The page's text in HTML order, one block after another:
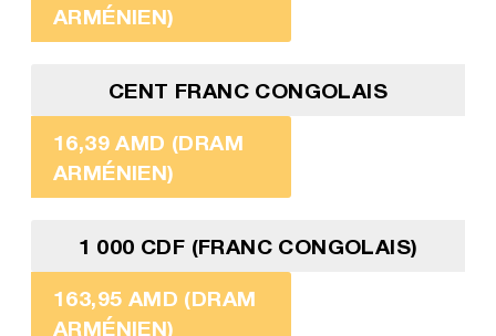
ARMÉNIEN)
CENT FRANC CONGOLAIS
16,39 AMD (DRAM
ARMÉNIEN)
1 000 CDF (FRANC CONGOLAIS)
163,95 AMD (DRAM
ARMÉNIEN)